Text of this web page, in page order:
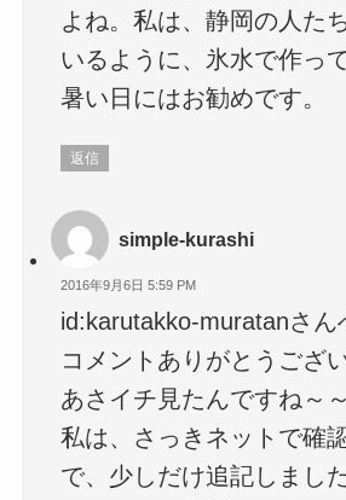
よね。私は、静岡の人た
いるように、氷水で作っ
暑い日にはお勧めです。
返信
simple-kurashi
2016年9月6日 5:59 PM
id:karutakko-muratanさん
コメントありがとうござ
あさイチ見たんですね～
私は、さっきネットで確
で、少しだけ追記しました